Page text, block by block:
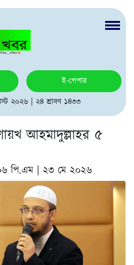
ই-পেপার
২০২৬ | ২৪ শ্রাবণ ১৪৩৩
আহমাদুল্লাহর ৫
পি.এম | ২৩ মে ২০২৬